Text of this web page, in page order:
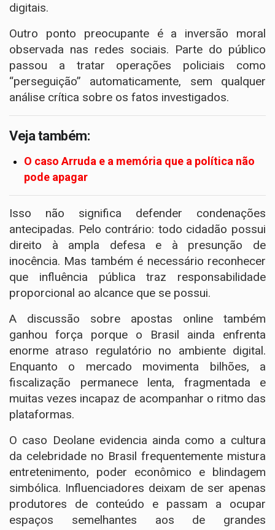
digitais.
Outro ponto preocupante é a inversão moral
observada nas redes sociais. Parte do público
passou a tratar operações policiais como
“perseguição” automaticamente, sem qualquer
análise crítica sobre os fatos investigados.
Veja também:
O caso Arruda e a memória que a política não
pode apagar
Isso não significa defender condenações
antecipadas. Pelo contrário: todo cidadão possui
direito à ampla defesa e à presunção de
inocência. Mas também é necessário reconhecer
que influência pública traz responsabilidade
proporcional ao alcance que se possui.
A discussão sobre apostas online também
ganhou força porque o Brasil ainda enfrenta
enorme atraso regulatório no ambiente digital.
Enquanto o mercado movimenta bilhões, a
fiscalização permanece lenta, fragmentada e
muitas vezes incapaz de acompanhar o ritmo das
plataformas.
O caso Deolane evidencia ainda como a cultura
da celebridade no Brasil frequentemente mistura
entretenimento, poder econômico e blindagem
simbólica. Influenciadores deixam de ser apenas
produtores de conteúdo e passam a ocupar
espaços semelhantes aos de grandes